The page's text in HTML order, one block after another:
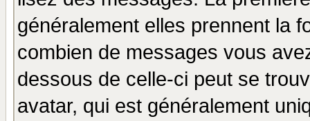
généralement elles prennent la
combien de messages vous
dessous de celle-ci peut se
avatar, qui est généralement